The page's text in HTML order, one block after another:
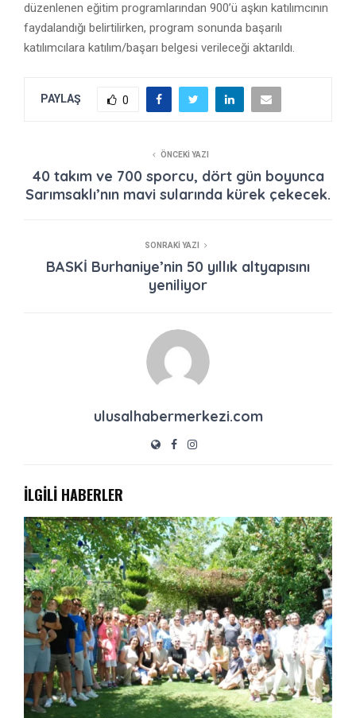
düzenlenen eğitim programlarından 900’ü aşkın katılımcının
faydalandığı belirtilirken, program sonunda başarılı
katılımcılara katılım/başarı belgesi verileceği aktarıldı.
PAYLAŞ 0
ÖNCEKI YAZI
40 takım ve 700 sporcu, dört gün boyunca
Sarımsaklı’nın mavi sularında kürek çekecek.
SONRAKI YAZI
BASKİ Burhaniye’nin 50 yıllık altyapısını
yeniliyor
ulusalhabermerkezi.com
İLGİLİ HABERLER